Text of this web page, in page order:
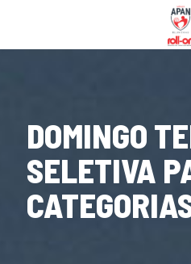
DOMINGO
SELETIVA